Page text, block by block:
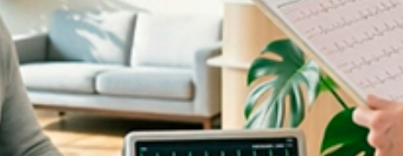
Акции и спецпредложения